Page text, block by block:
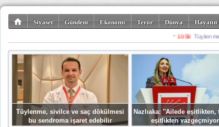
Siyaset Gündem Ekonomi Terör Dünya
Spor Misafir
Tüylenme, sivilce ve saç dökülmesi
bu sendroma işaret edebilir
Nazlıaka: ''Ailede eşitlikten,
eşitlikten